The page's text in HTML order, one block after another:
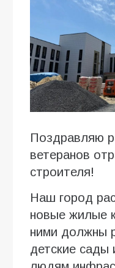
Поздравляю
ветеранов
строителя!
Наш город
новые жилые
ними должны
детские сады